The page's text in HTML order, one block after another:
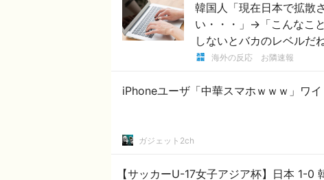
韓国人「現在日本で拡散
い・・・」→「こんなこ
しないとバカのレベルだね
海外の反応 お隣速報
iPhoneユーザ「中華スマホｗｗｗ」ワ
ガジェット2ch
【サッカーU-17女子アジア杯】日本 1-